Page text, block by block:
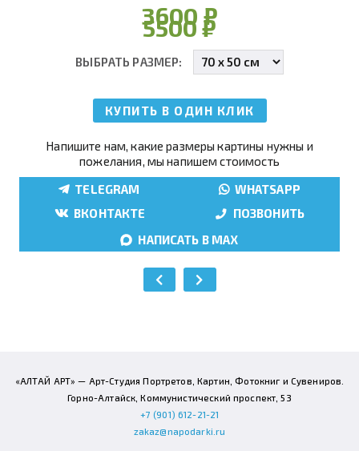
3600 ₽
5500₽
ВЫБРАТЬ РАЗМЕР:
КУПИТЬ В ОДИН КЛИК
Напишите нам, какие размеры картины нужны и
пожелания, мы напишем стоимость
TELEGRAM
WHATSAPP
ВКОНТАКТЕ
ПОЗВОНИТЬ
НАПИСАТЬ В MAX
«АЛТАЙ АРТ» — Арт-Студия Портретов, Картин, Фотокниг и Сувениров.
Горно-Алтайск, Коммунистический проспект, 53
+7 (901) 612-21-21
zakaz@napodarki.ru